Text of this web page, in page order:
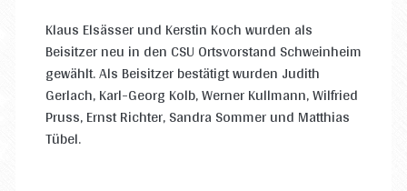
Klaus Elsässer und Kerstin Koch wurden als
Beisitzer neu in den CSU Ortsvorstand Schweinheim
gewählt. Als Beisitzer bestätigt wurden Judith
Gerlach, Karl-Georg Kolb, Werner Kullmann, Wilfried
Pruss, Ernst Richter, Sandra Sommer und Matthias
Tübel.